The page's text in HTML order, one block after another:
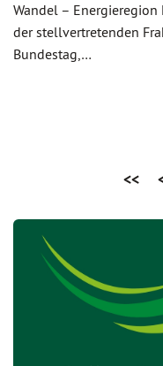
Wandel –
der stellvertretenden
Bundestag,…
<<